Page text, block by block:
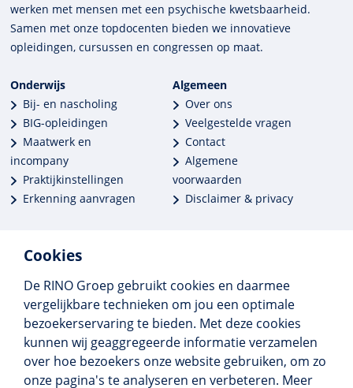
Cookies
De RINO Groep gebruikt cookies en daarmee
vergelijkbare technieken om jou een optimale
bezoekerservaring te bieden. Met deze cookies
kunnen wij geaggregeerde informatie verzamelen
over hoe bezoekers onze website gebruiken, om zo
onze pagina's te analyseren en verbeteren. Meer
werken met mensen met een psychische kwets­baar­heid.
Samen met onze top­docenten bieden we innova­tieve
opleidingen, cursussen en congres­sen op maat.
Onderwijs
Bij- en nascholing
BIG-opleidingen
Maatwerk en
incompany
Praktijkinstellingen
Erkenning aanvragen
Algemeen
Over ons
Veelgestelde vragen
Contact
Algemene
voorwaarden
Disclaimer & privacy
Meer dan 250 opleidingen
Alle BIG-opleidingen in huis
Cedeo-erkend en CRKBO-geregistreerd
Gemiddelde beoordeling 8,4